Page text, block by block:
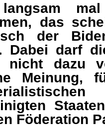
das
der
Dabei darf
nicht dazu
Meinung,
Föderation